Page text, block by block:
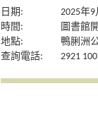
日期:
2025年
時間:
圖書館
地點:
鴨脷洲
查詢電話:
2921